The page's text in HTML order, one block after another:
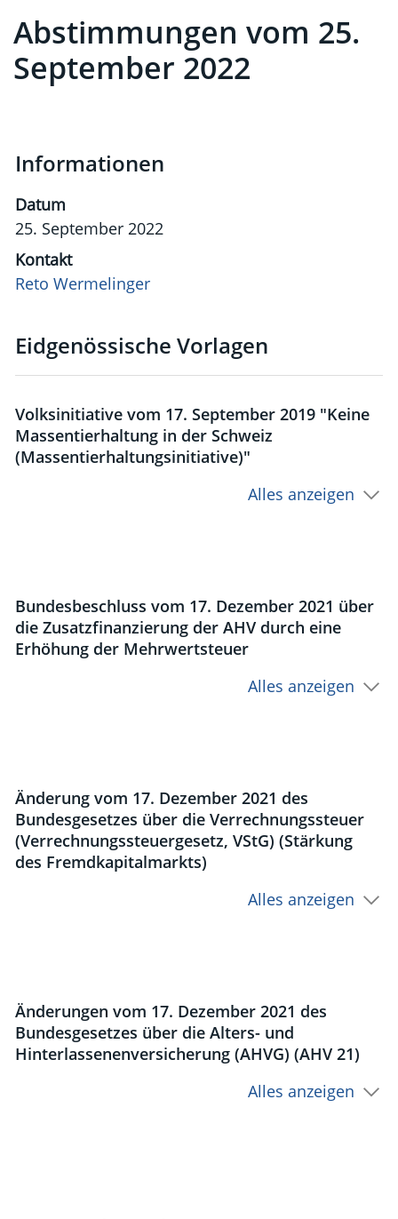
Abstimmungen vom 25.
September 2022
Informationen
Datum
25. September 2022
Kontakt
Reto Wermelinger
Eidgenössische Vorlagen
Volksinitiative vom 17. September 2019 "Keine
Massentierhaltung in der Schweiz
(Massentierhaltungsinitiative)"
Alles anzeigen
Bundesbeschluss vom 17. Dezember 2021 über
die Zusatzfinanzierung der AHV durch eine
Erhöhung der Mehrwertsteuer
Alles anzeigen
Änderung vom 17. Dezember 2021 des
Bundesgesetzes über die Verrechnungssteuer
(Verrechnungssteuergesetz, VStG) (Stärkung
des Fremdkapitalmarkts)
Alles anzeigen
Änderungen vom 17. Dezember 2021 des
Bundesgesetzes über die Alters- und
Hinterlassenenversicherung (AHVG) (AHV 21)
Alles anzeigen
Zugehörige Objekte